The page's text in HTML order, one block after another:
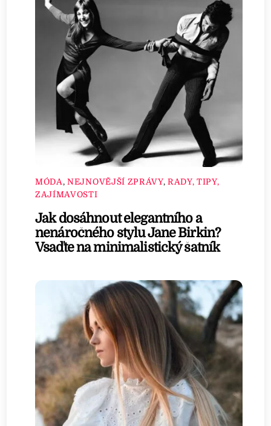
MÓDA,NEJNOVĚJŠÍ ZPRÁVY, RADY, TIPY,
ZAJÍMAVOSTI
Jak dosáhnout elegantního a
nenáročného stylu Jane Birkin?
Vsaďte na minimalistický šatník